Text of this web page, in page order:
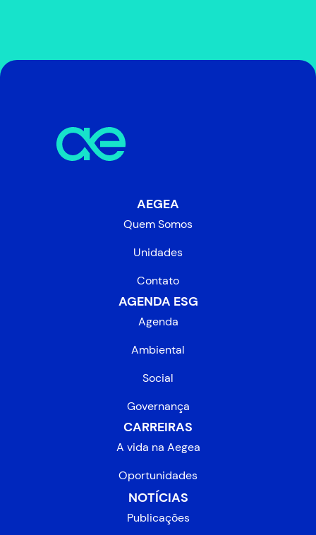
AEGEA
Quem Somos
Unidades
Contato
AGENDA ESG
Agenda
Ambiental
Social
Governança
CARREIRAS
A vida na Aegea
Oportunidades
NOTÍCIAS
Publicações